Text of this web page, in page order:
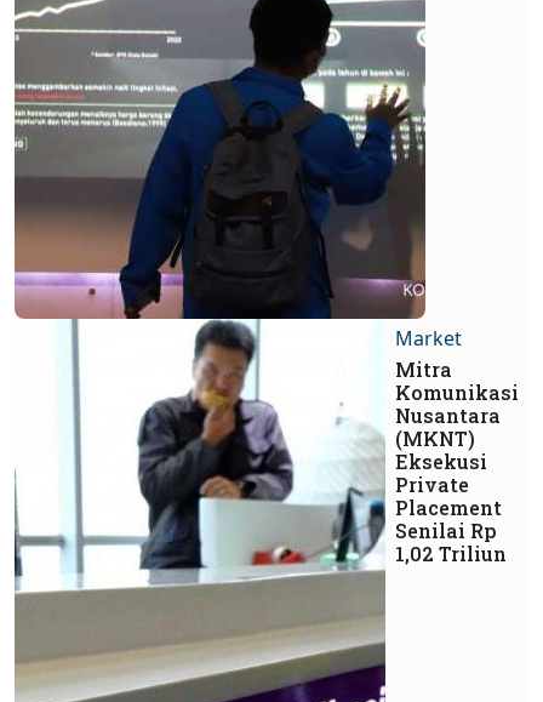
Market
Mitra
Komunikasi
Nusantara
(MKNT)
Eksekusi
Private
Placement
Senilai Rp
1,02 Triliun